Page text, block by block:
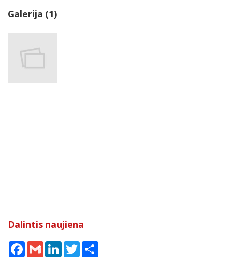
Galerija (1)
Dalintis naujiena
Facebook
Gmail LinkedInTwitter